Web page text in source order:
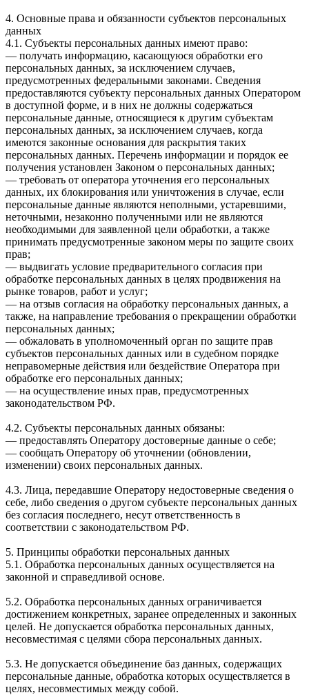
4. Основные права и обязанности субъектов персональных
данных
4.1. Субъекты персональных данных имеют право:
— получать информацию, касающуюся обработки его
персональных данных, за исключением случаев,
предусмотренных федеральными законами. Сведения
предоставляются субъекту персональных данных Оператором
в доступной форме, и в них не должны содержаться
персональные данные, относящиеся к другим субъектам
персональных данных, за исключением случаев, когда
имеются законные основания для раскрытия таких
персональных данных. Перечень информации и порядок ее
получения установлен Законом о персональных данных;
— требовать от оператора уточнения его персональных
данных, их блокирования или уничтожения в случае, если
персональные данные являются неполными, устаревшими,
неточными, незаконно полученными или не являются
необходимыми для заявленной цели обработки, а также
принимать предусмотренные законом меры по защите своих
прав;
— выдвигать условие предварительного согласия при
обработке персональных данных в целях продвижения на
рынке товаров, работ и услуг;
— на отзыв согласия на обработку персональных данных, а
также, на направление требования о прекращении обработки
персональных данных;
— обжаловать в уполномоченный орган по защите прав
субъектов персональных данных или в судебном порядке
неправомерные действия или бездействие Оператора при
обработке его персональных данных;
— на осуществление иных прав, предусмотренных
законодательством РФ.
4.2. Субъекты персональных данных обязаны:
— предоставлять Оператору достоверные данные о себе;
— сообщать Оператору об уточнении (обновлении,
изменении) своих персональных данных.
4.3. Лица, передавшие Оператору недостоверные сведения о
себе, либо сведения о другом субъекте персональных данных
без согласия последнего, несут ответственность в
соответствии с законодательством РФ.
5. Принципы обработки персональных данных
5.1. Обработка персональных данных осуществляется на
законной и справедливой основе.
5.2. Обработка персональных данных ограничивается
достижением конкретных, заранее определенных и законных
целей. Не допускается обработка персональных данных,
несовместимая с целями сбора персональных данных.
5.3. Не допускается объединение баз данных, содержащих
персональные данные, обработка которых осуществляется в
целях, несовместимых между собой.